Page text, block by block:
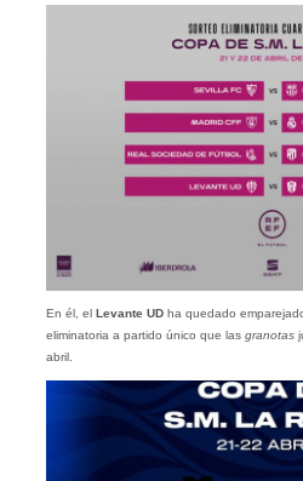
En él, el Levante UD ha quedado
eliminatoria a partido único que las granotas
abril.